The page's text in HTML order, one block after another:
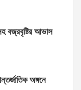
বজ্রবৃষ্টির আভাস
অঙ্গনে